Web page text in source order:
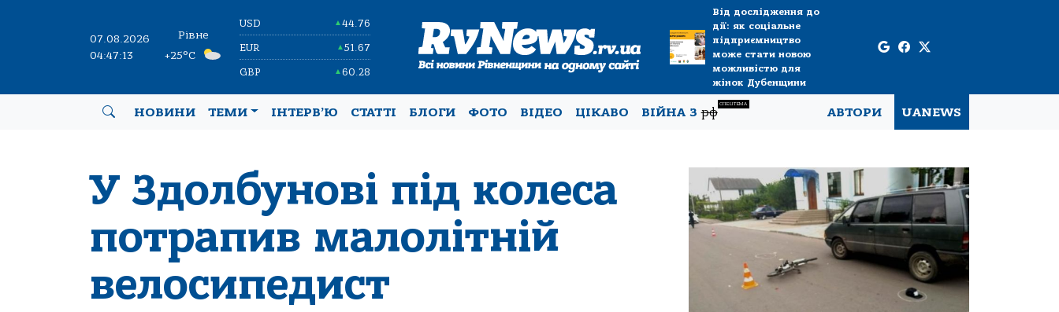
07.08.2026
04:47:14
Рівне
+25°C
USD ▲44.76
EUR ▲51.67
GBP ▲60.28
Від дослідження до
дії: як соціальне
підприємництво
може стати новою
можливістю для
жінок Дубенщини
НОВИНИ ТЕМИ ІНТЕРВ’Ю СТАТТІ БЛОГИ ФОТО ВІДЕО ЦІКАВО ВІЙНА Зрф
СПЕЦТЕМА
АВТОРИ UANEWS
У Здолбунові під колеса
потрапив малолітній
велосипедист